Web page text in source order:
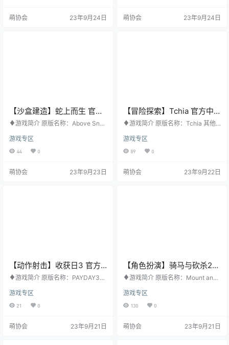
US》是一款与时间赛跑的PvE生存
萌协会 23年9月24日
022年7月21日 购买地址：STEAM
萌协会 23年9月24日
【沙盒建造】蛇上而生 官方
中文版
♦游戏简介 原版名称：Above Snak
造 游戏平台：PC 开发公司：Squar
e Glade Games 发行公司：Crytivo
等距视角为基础、 受荒野西部启发
游戏专区
44 0
萌协会 23年9月23日
【冒险探索】Tchia 官方中
文版
♦游戏简介 原版名称：Tchia 其他
平台：PC 开发公司：Awaceb 发行
公司：Awaceb, Kepler Interactive
同感受热带风情的开放世界，见证
游戏专区
89 0
萌协会 23年9月22日
【动作射击】收获日3 官方
中文版
♦游戏简介 原版名称：PAYDAY3
游戏平台：PC 开发公司：Starbree
ze Studios 发行公司：Coffee Stai
n Publishing 发行日期：Deep Silv
有史以来最受欢迎的合作射击游戏
游戏专区
21 0
萌协会 23年9月21日
【角色扮演】骑马与砍杀2：
霸主 官方中文版
♦游戏简介 原版名称：Mount and
游戏类型：角色扮演 游戏平台：PC
开发公司：TaleWorlds Entertainme
nt 发行公司：TaleWorlds Entertain
购买地址：STEAM ♦游戏梗概 号
游戏专区
130 0
萌协会 23年9月21日